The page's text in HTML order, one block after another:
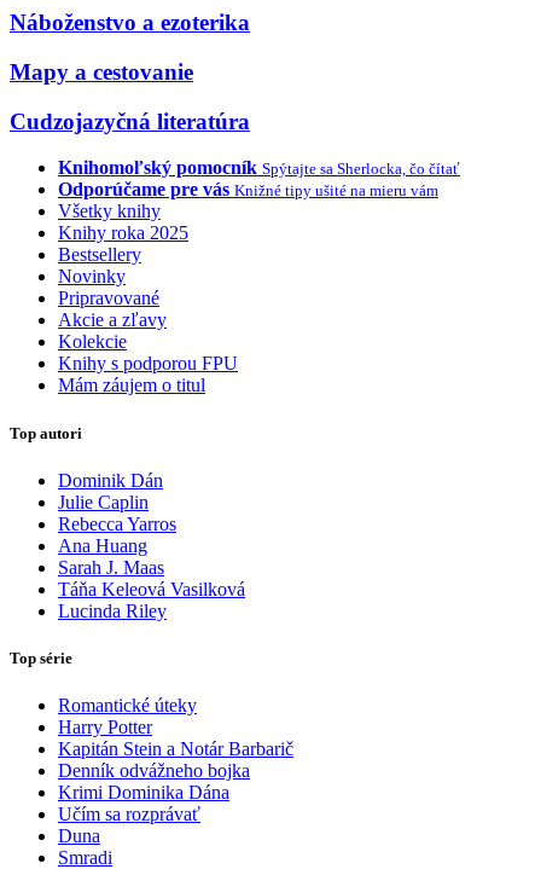
Náboženstvo a ezoterika
Mapy a cestovanie
Cudzojazyčná literatúra
Knihomoľský pomocník Spýtajte sa Sherlocka, čo čítať
Odporúčame pre vás Knižné tipy ušité na mieru vám
Všetky knihy
Knihy roka 2025
Bestsellery
Novinky
Pripravované
Akcie a zľavy
Kolekcie
Knihy s podporou FPU
Mám záujem o titul
Top autori
Dominik Dán
Julie Caplin
Rebecca Yarros
Ana Huang
Sarah J. Maas
Táňa Keleová Vasilková
Lucinda Riley
Top série
Romantické úteky
Harry Potter
Kapitán Stein a Notár Barbarič
Denník odvážneho bojka
Krimi Dominika Dána
Učím sa rozprávať
Duna
Smradi